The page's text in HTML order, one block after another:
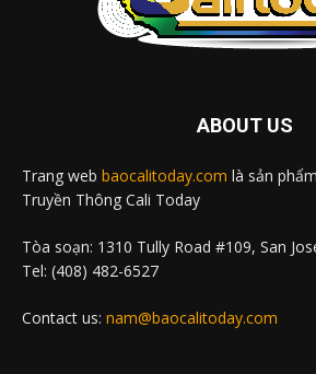
ABOUT US
Trang web baocalitoday.com là sản
Truyền Thông Cali Today
Tòa soạn: 1310 Tully Road #109, San
Tel: (408) 482-6527
Contact us: nam@baocalitoday.com